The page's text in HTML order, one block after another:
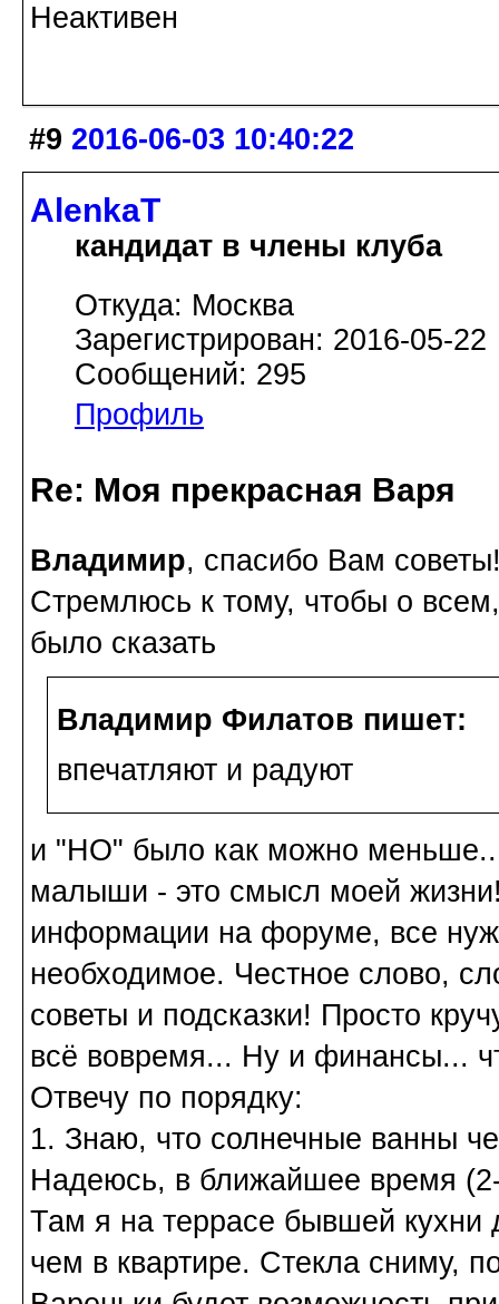
Неактивен
#9 2016-06-03 10:40:22
AlenkaT
кандидат в члены клуба
Откуда: Москва
Зарегистрирован: 2016-05-22
Сообщений: 295
Профиль
Re: Моя прекрасная Варя
Владимир, спасибо Вам
Стремлюсь к тому, чтобы о
было сказать
Владимир Филатов пишет:
впечатляют и радуют
и "НО" было как можно
малыши - это смысл моей
информации на форуме, все
необходимое. Честное слово,
советы и подсказки! Просто
всё вовремя... Ну и финансы...
Отвечу по порядку:
1. Знаю, что солнечные ванны
Надеюсь, в ближайшее время
Там я на террасе бывшей
чем в квартире. Стекла сниму,